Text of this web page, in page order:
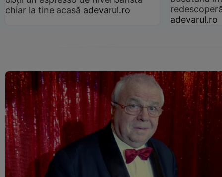
chiar la tine acasă adevarul.ro
adevarul.ro